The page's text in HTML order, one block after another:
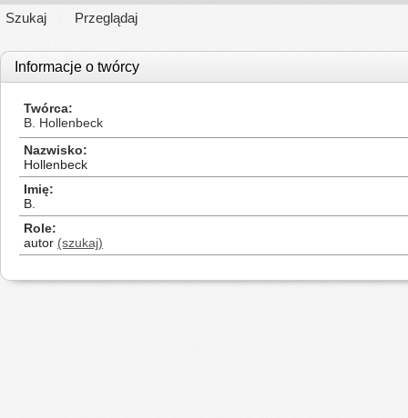
Szukaj Przeglądaj
Informacje o twórcy
Twórca
B. Hollenbeck
Nazwisko
Hollenbeck
Imię
B.
Role
autor (szukaj)